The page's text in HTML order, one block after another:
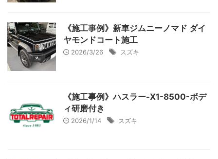
《施工事例》新車ジムニーノマド ダイ
ヤモンドコート施工
2026/3/26 スズキ
《施工事例》ハスラー-X1-8500-ボデ
ィ研磨付き
2026/1/14 スズキ